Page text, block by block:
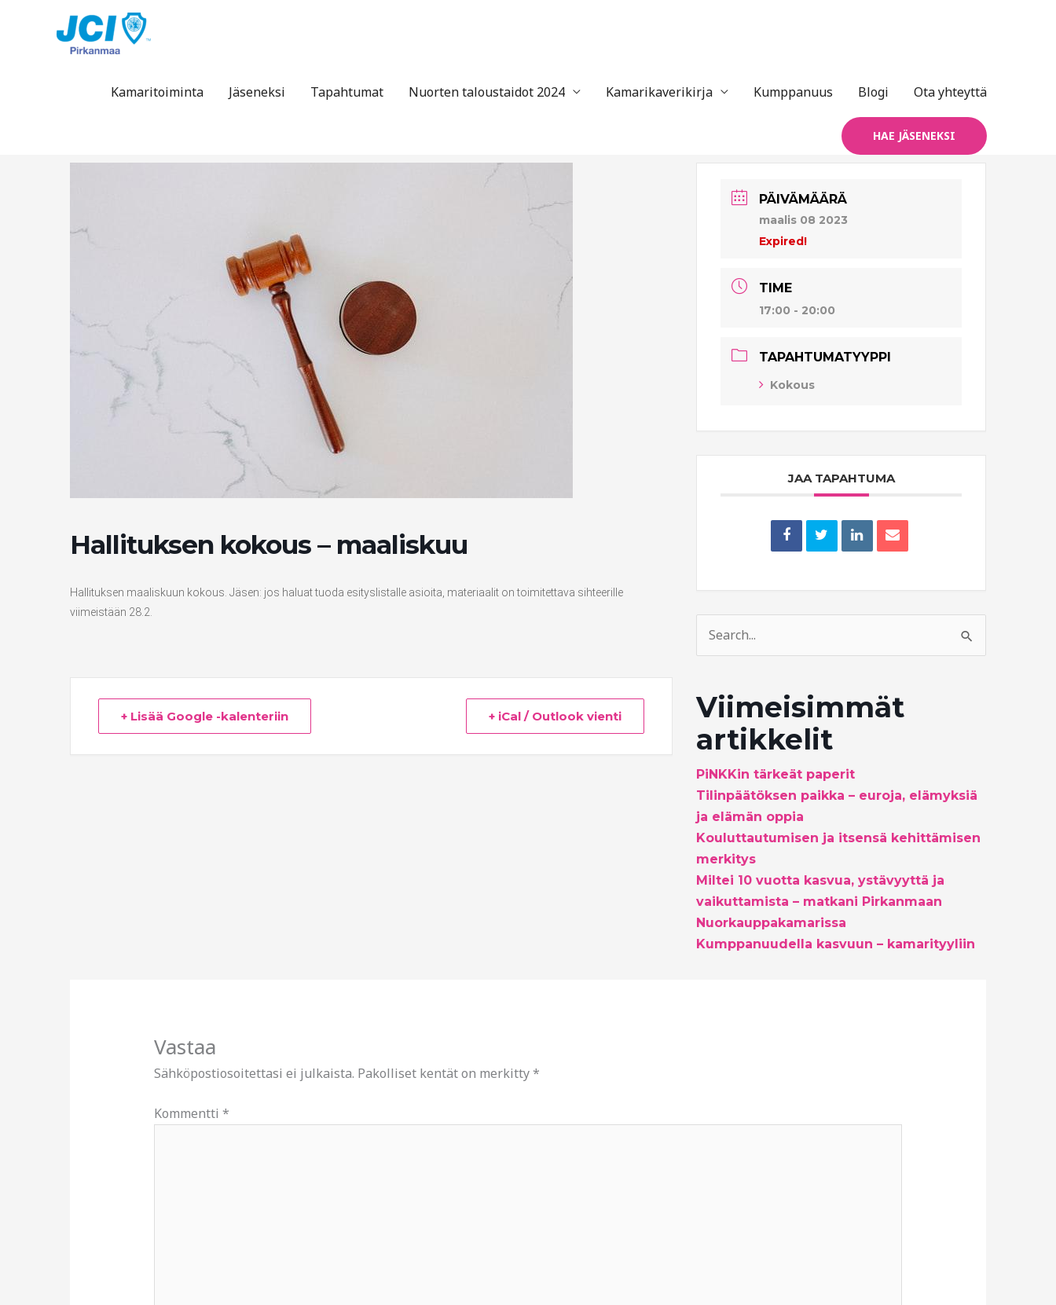
Kamaritoiminta Jäseneksi Tapahtumat Nuorten taloustaidot 2024 Kamarikaverikirja Kumppanuus Blogi Ota yhteyttä
HAE JÄSENEKSI
Hallituksen kokous – maaliskuu
Hallituksen maaliskuun kokous. Jäsen: jos haluat tuoda esityslistalle asioita, materiaalit on toimitettava sihteerille
viimeistään 28.2.
+ Lisää Google -kalenteriin + iCal / Outlook vienti
PÄIVÄMÄÄRÄ
maalis 08 2023
Expired!
TIME
17:00 - 20:00
TAPAHTUMATYYPPI
Kokous
JAA TAPAHTUMA
Search
for:
Viimeisimmät
artikkelit
PiNKKin tärkeät paperit
Tilinpäätöksen paikka – euroja, elämyksiä
ja elämän oppia
Kouluttautumisen ja itsensä kehittämisen
merkitys
Miltei 10 vuotta kasvua, ystävyyttä ja
vaikuttamista – matkani Pirkanmaan
Nuorkauppakamarissa
Kumppanuudella kasvuun – kamarityyliin
Vastaa
Sähköpostiosoitettasi ei julkaista. Pakolliset kentät on merkitty*
Kommentti *